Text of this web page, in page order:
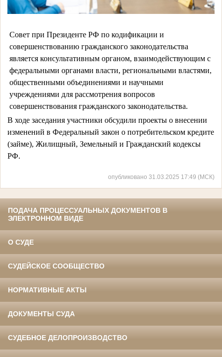
Совет при Президенте РФ по кодификации и
совершенствованию гражданского законодательства
является консультативным органом, взаимодействующим с
федеральными органами власти, региональными властями,
общественными объединениями и научными
учреждениями для рассмотрения вопросов
совершенствования гражданского законодательства.
В ходе заседания участники обсудили проекты о внесении
изменений в Федеральный закон о потребительском кредите
(займе), Жилищный, Земельный и Гражданский кодексы
РФ.
опубликовано 31.03.2025 17:49 (МСК)
ПОДАЧА ПРОЦЕССУАЛЬНЫХ ДОКУМЕНТОВ В
ЭЛЕКТРОННОМ ВИДЕ
О СУДЕ
СУДЕЙСКОЕ СООБЩЕСТВО
НОРМАТИВНЫЕ АКТЫ
ДОКУМЕНТЫ СУДА
СУДЕБНОЕ ДЕЛОПРОИЗВОДСТВО